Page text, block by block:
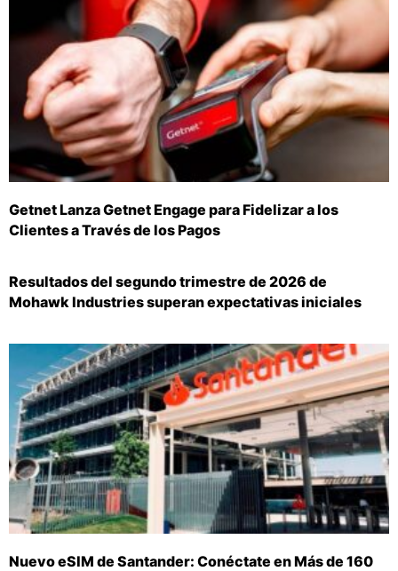
Getnet Lanza Getnet Engage para Fidelizar a los
Clientes a Través de los Pagos
Resultados del segundo trimestre de 2026 de
Mohawk Industries superan expectativas iniciales
Nuevo eSIM de Santander: Conéctate en Más de 160